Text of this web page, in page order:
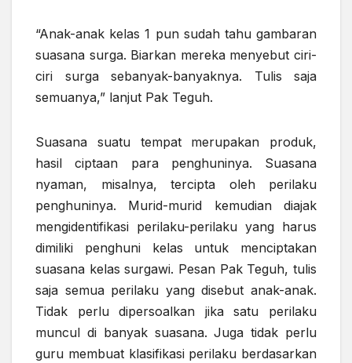
“Anak-anak kelas 1 pun sudah tahu gambaran
suasana surga. Biarkan mereka menyebut ciri-
ciri surga sebanyak-banyaknya. Tulis saja
semuanya,” lanjut Pak Teguh.
Suasana suatu tempat merupakan produk,
hasil ciptaan para penghuninya. Suasana
nyaman, misalnya, tercipta oleh perilaku
penghuninya. Murid-murid kemudian diajak
mengidentifikasi perilaku-perilaku yang harus
dimiliki penghuni kelas untuk menciptakan
suasana kelas surgawi. Pesan Pak Teguh, tulis
saja semua perilaku yang disebut anak-anak.
Tidak perlu dipersoalkan jika satu perilaku
muncul di banyak suasana. Juga tidak perlu
guru membuat klasifikasi perilaku berdasarkan